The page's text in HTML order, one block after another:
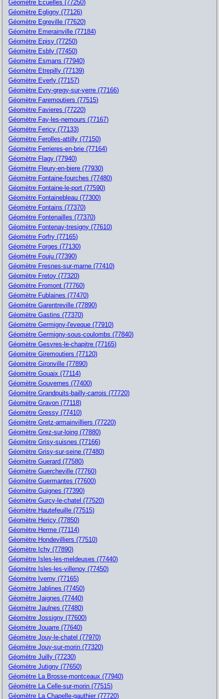
Géomètre Ecuelles (77250)
Géomètre Egligny (77126)
Géomètre Egreville (77620)
Géomètre Emerainville (77184)
Géomètre Episy (77250)
Géomètre Esbly (77450)
Géomètre Esmans (77940)
Géomètre Etrepilly (77139)
Géomètre Everly (77157)
Géomètre Evry-gregy-sur-yerre (77166)
Géomètre Faremoutiers (77515)
Géomètre Favieres (77220)
Géomètre Fay-les-nemours (77167)
Géomètre Fericy (77133)
Géomètre Ferolles-attilly (77150)
Géomètre Ferrieres-en-brie (77164)
Géomètre Flagy (77940)
Géomètre Fleury-en-biere (77930)
Géomètre Fontaine-fourches (77480)
Géomètre Fontaine-le-port (77590)
Géomètre Fontainebleau (77300)
Géomètre Fontains (77370)
Géomètre Fontenailles (77370)
Géomètre Fontenay-tresigny (77610)
Géomètre Forfry (77165)
Géomètre Forges (77130)
Géomètre Fouju (77390)
Géomètre Fresnes-sur-marne (77410)
Géomètre Fretoy (77320)
Géomètre Fromont (77760)
Géomètre Fublaines (77470)
Géomètre Garentreville (77890)
Géomètre Gastins (77370)
Géomètre Germigny-l'eveque (77910)
Géomètre Germigny-sous-coulombs (77840)
Géomètre Gesvres-le-chapitre (77165)
Géomètre Giremoutiers (77120)
Géomètre Gironville (77890)
Géomètre Gouaix (77114)
Géomètre Gouvernes (77400)
Géomètre Grandpuits-bailly-carrois (77720)
Géomètre Gravon (77118)
Géomètre Gressy (77410)
Géomètre Gretz-armainvilliers (77220)
Géomètre Grez-sur-loing (77880)
Géomètre Grisy-suisnes (77166)
Géomètre Grisy-sur-seine (77480)
Géomètre Guerard (77580)
Géomètre Guercheville (77760)
Géomètre Guermantes (77600)
Géomètre Guignes (77390)
Géomètre Gurcy-le-chatel (77520)
Géomètre Hautefeuille (77515)
Géomètre Hericy (77850)
Géomètre Herme (77114)
Géomètre Hondevilliers (77510)
Géomètre Ichy (77890)
Géomètre Isles-les-meldeuses (77440)
Géomètre Isles-les-villenoy (77450)
Géomètre Iverny (77165)
Géomètre Jablines (77450)
Géomètre Jaignes (77440)
Géomètre Jaulnes (77480)
Géomètre Jossigny (77600)
Géomètre Jouarre (77640)
Géomètre Jouy-le-chatel (77970)
Géomètre Jouy-sur-morin (77320)
Géomètre Juilly (77230)
Géomètre Jutigny (77650)
Géomètre La Brosse-montceaux (77940)
Géomètre La Celle-sur-morin (77515)
Géomètre La Chapelle-gauthier (77720)